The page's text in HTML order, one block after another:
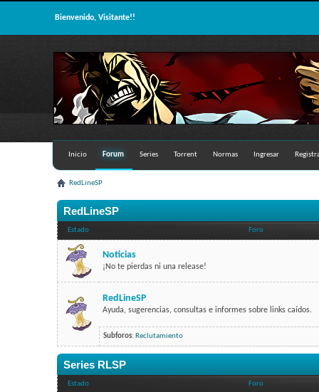
Bienvenido, Visitante!!
Inicio Forum Series Torrent Normas Ingresar
RedLineSP
RedLineSP
Estado Foro
Noticias
¡No te pierdas ni una release!
RedLineSP
Ayuda, sugerencias, consultas e informes sobre links caídos.
Subforos: Reclutamiento
Series RLSP
Estado Foro